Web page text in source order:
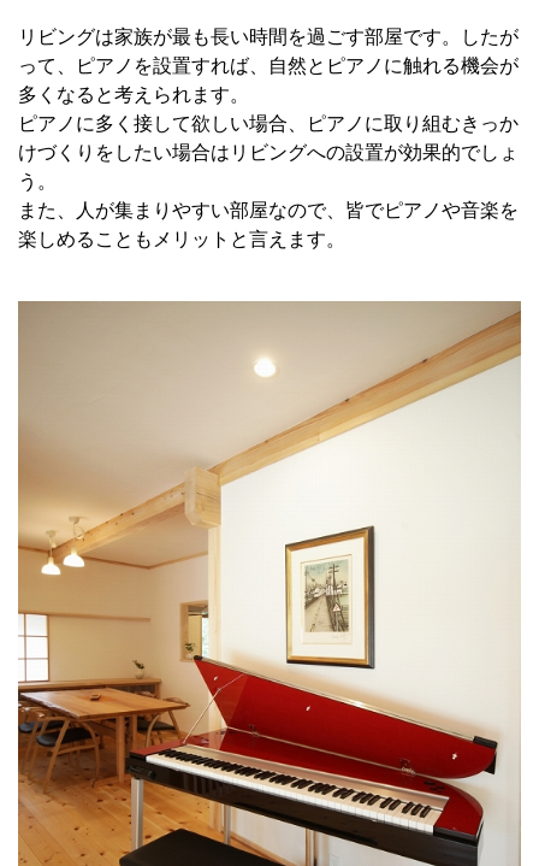
リビングは家族が最も長い時間を過ごす部屋です。したが
って、ピアノを設置すれば、自然とピアノに触れる機会が
多くなると考えられます。
ピアノに多く接して欲しい場合、ピアノに取り組むきっか
けづくりをしたい場合はリビングへの設置が効果的でしょ
う。
また、人が集まりやすい部屋なので、皆でピアノや音楽を
楽しめることもメリットと言えます。